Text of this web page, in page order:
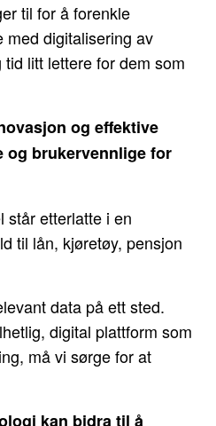
til for å forenkle
med digitalisering av
litt lettere for dem som
og effektive
og brukervennlige for
står etterlatte i en
til lån, kjøretøy, pensjon
data på ett sted.
digital plattform som
må vi sørge for at
kan bidra til å